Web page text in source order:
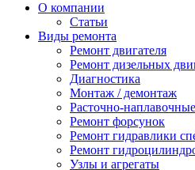
О компании
Статьи
Виды ремонта
Ремонт двигателя
Ремонт дизельных
Диагностика
Монтаж / демонтаж
Расточно-
Ремонт форсунок
Ремонт гидравлики
Ремонт
Узлы и агрегаты